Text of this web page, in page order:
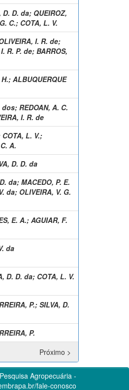
D. D. da; QUEIROZ,
C.; COTA, L. V.
I. R. de;
R. P. de; BARROS,
; ALBUQUERQUE
dos; REDOAN, A. C.
I. R. de
COTA, L. V.;
A.
D. D. da
da; MACEDO, P. E.
da; OLIVEIRA, V. G.
E. A.; AGUIAR, F.
da
D. D. da; COTA, L. V.
P.; SILVA, D.
P.
Próximo >
Agropecuária -
fale-conosco